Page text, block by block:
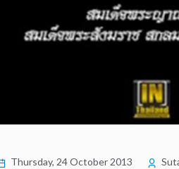
Thursday, 24 October 2013